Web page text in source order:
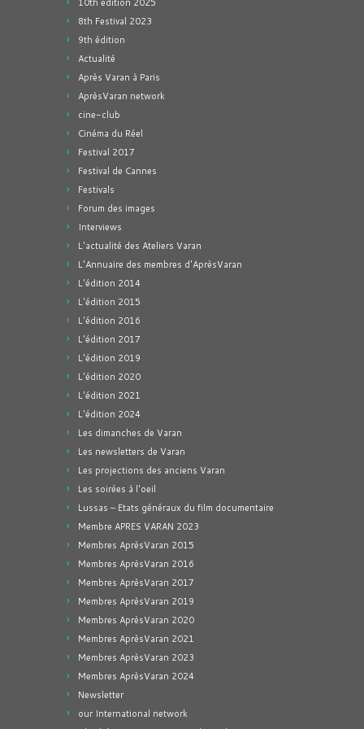
8th Festival 2023
9th édition
Actualité
Après Varan à Paris
AprèsVaran network
cine-club
Cinéma du Réel
Festival 2017
Festival de Cannes
Festivals
Forum des images
Interviews
L'actualité des Ateliers Varan
L'Annuaire des membres d'AprèsVaran
L'édition 2014
L'édition 2015
L'édition 2016
L'édition 2017
L'édition 2019
L'édition 2020
L'édition 2021
L'édition 2024
Les dimanches de Varan
Les newsletters de Varan
Les projections des anciens Varan
Les soirées à l'oeil
Lussas – Etats généraux du film documentaire
Membre APRES VARAN 2023
Membres AprèsVaran 2015
Membres AprèsVaran 2016
Membres AprèsVaran 2017
Membres AprèsVaran 2019
Membres AprèsVaran 2020
Membres AprèsVaran 2021
Membres AprèsVaran 2023
Membres AprèsVaran 2024
Newsletter
our International network